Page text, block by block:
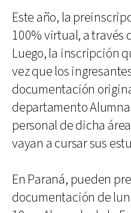
Este año, la
100% virtual, a través
Luego, la inscripción
vez que los
documentación
departamento
personal de dicha
vayan a cursar sus
En Paraná, pueden
documentación de